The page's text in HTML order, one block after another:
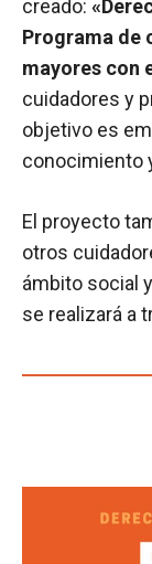
creado:
Programa de
mayores con
cuidadores y
objetivo es
conocimiento
El proyecto
otros
ámbito social
se realizará a